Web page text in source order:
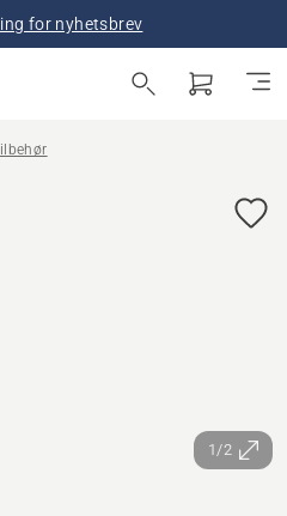
for nyhetsbrev
1/2